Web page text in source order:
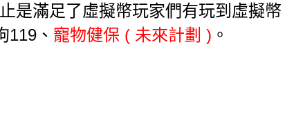
是滿足了虛擬幣玩家們有玩到虛擬幣
、 寵物健保 ( 未來計劃 ) 。